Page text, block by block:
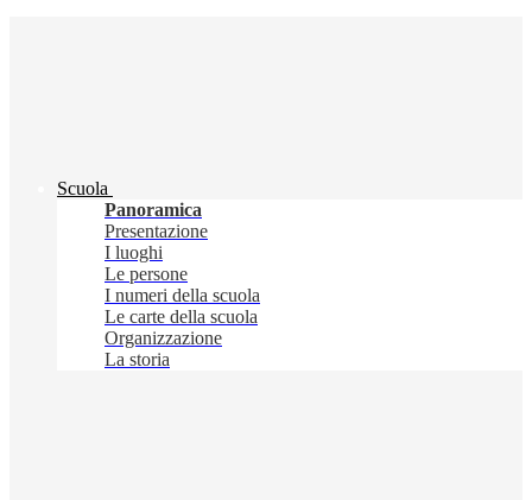
Scuola
Panoramica
Presentazione
I luoghi
Le persone
I numeri della scuola
Le carte della scuola
Organizzazione
La storia